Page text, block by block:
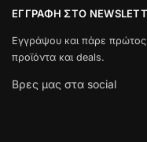
ΕΓΓΡΑΦΉ ΣΤΟ
Εγγράψου και πάρε
προϊόντα και deals.
Βρες μας στα social